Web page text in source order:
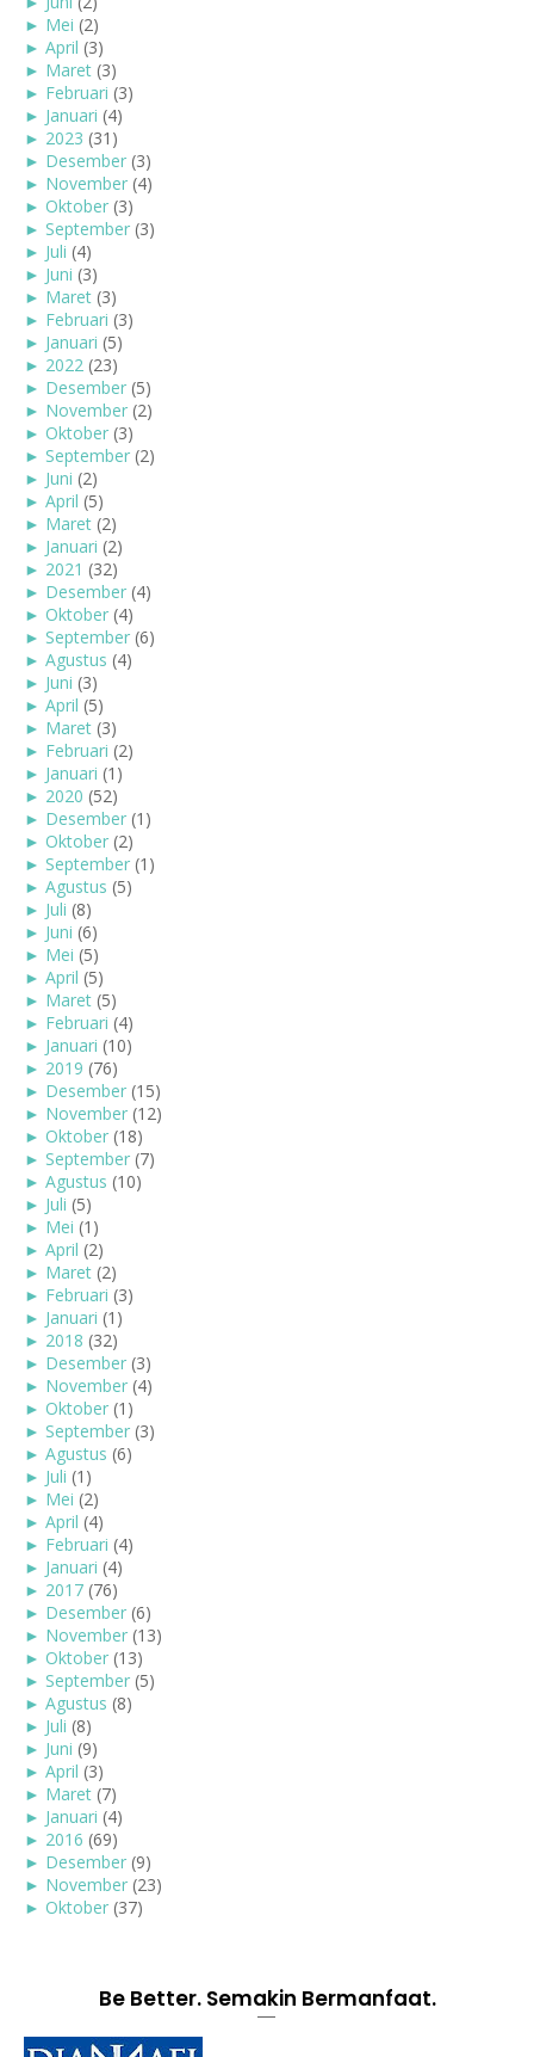
► Mei (2)
► April (3)
► Maret (3)
► Februari (3)
► Januari (4)
► 2023 (31)
► Desember (3)
► November (4)
► Oktober (3)
► September (3)
► Juli (4)
► Juni (3)
► Maret (3)
► Februari (3)
► Januari (5)
► 2022 (23)
► Desember (5)
► November (2)
► Oktober (3)
► September (2)
► Juni (2)
► April (5)
► Maret (2)
► Januari (2)
► 2021 (32)
► Desember (4)
► Oktober (4)
► September (6)
► Agustus (4)
► Juni (3)
► April (5)
► Maret (3)
► Februari (2)
► Januari (1)
► 2020 (52)
► Desember (1)
► Oktober (2)
► September (1)
► Agustus (5)
► Juli (8)
► Juni (6)
► Mei (5)
► April (5)
► Maret (5)
► Februari (4)
► Januari (10)
► 2019 (76)
► Desember (15)
► November (12)
► Oktober (18)
► September (7)
► Agustus (10)
► Juli (5)
► Mei (1)
► April (2)
► Maret (2)
► Februari (3)
► Januari (1)
► 2018 (32)
► Desember (3)
► November (4)
► Oktober (1)
► September (3)
► Agustus (6)
► Juli (1)
► Mei (2)
► April (4)
► Februari (4)
► Januari (4)
► 2017 (76)
► Desember (6)
► November (13)
► Oktober (13)
► September (5)
► Agustus (8)
► Juli (8)
► Juni (9)
► April (3)
► Maret (7)
► Januari (4)
► 2016 (69)
► Desember (9)
► November (23)
► Oktober (37)
Be Better. Semakin Bermanfaat.